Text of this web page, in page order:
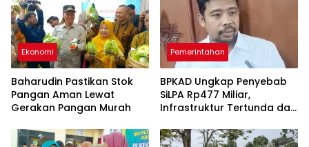
Ekonomi
Baharudin Pastikan Stok
Pangan Aman Lewat
Gerakan Pangan Murah
Pemerintahan
BPKAD Ungkap Penyebab
SiLPA Rp477 Miliar,
Infrastruktur Tertunda dan